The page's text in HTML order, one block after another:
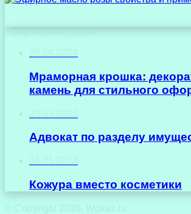
Мраморная крошка:
камень для стильного
Адвокат по разделу
Кожура вместо косметики
© Copyright 2026, Wokez.ru